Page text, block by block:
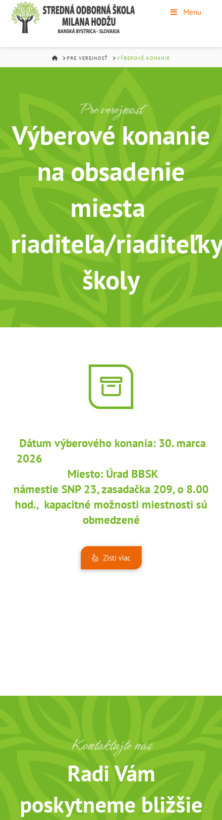
Menu
HOMEPRE VEREJNOSŤ VÝBEROVÉ KONANIE
Pre verejnosť
Výberové konanie
na obsadenie
miesta
riaditeľa/
školy
Dátum výberového konania: 30. marca
2026
Miesto: Úrad BBSK
námestie SNP 23, zasadačka 209, o 8.00
hod., kapacitné možnosti miestnosti sú
obmedzené
Zisti viac
Kontaktujte nás
Radi Vám
poskytneme bližšie